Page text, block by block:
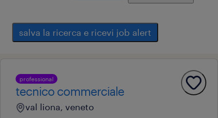
salva la ricerca e ricevi job alert
professional
tecnico commerciale
val liona, veneto